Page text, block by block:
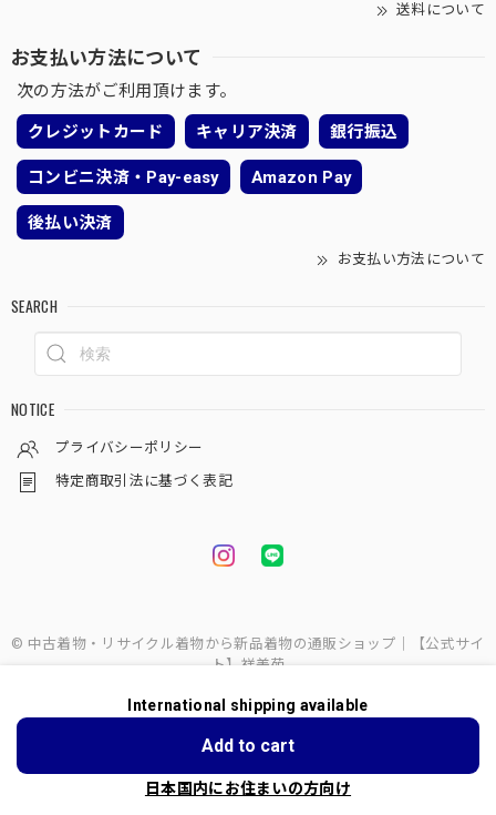
送料について
お支払い方法について
次の方法がご利用頂けます。
クレジットカード キャリア決済 銀行振込
コンビニ決済・Pay-easy Amazon Pay
後払い決済
お支払い方法について
SEARCH
NOTICE
プライバシーポリシー
特定商取引法に基づく表記
© 中古着物・リサイクル着物から新品着物の通販ショップ｜【公式サイ
ト】祥美苑
International shipping available
Add to cart
日本国内にお住まいの方向け
ショップに質問する